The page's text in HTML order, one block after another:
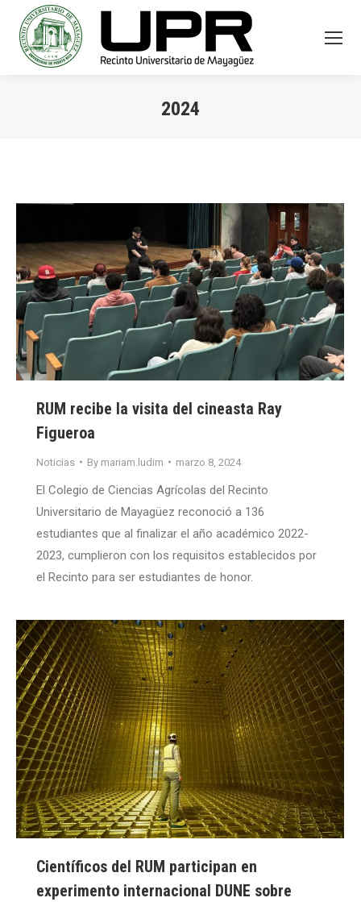
2024
RUM recibe la visita del cineasta Ray
Figueroa
Noticias By mariam.ludim marzo 8, 2024
El Colegio de Ciencias Agrícolas del Recinto
Universitario de Mayagüez reconoció a 136
estudiantes que al finalizar el año académico 2022-
2023, cumplieron con los requisitos establecidos por
el Recinto para ser estudiantes de honor.
Científicos del RUM participan en
experimento internacional DUNE sobre